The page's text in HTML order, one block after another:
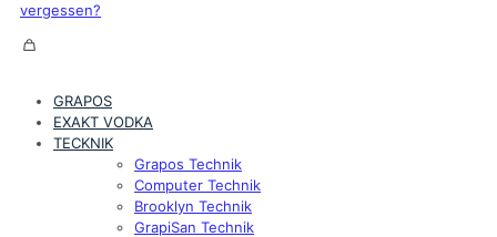
vergessen?
GRAPOS
EXAKT VODKA
TECKNIK
Grapos Technik
Computer Technik
Brooklyn Technik
GrapiSan Technik